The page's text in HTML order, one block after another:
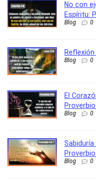
No con
Espíritu:
Blog 0
Blog 0
El
Blog 0
Blog 0